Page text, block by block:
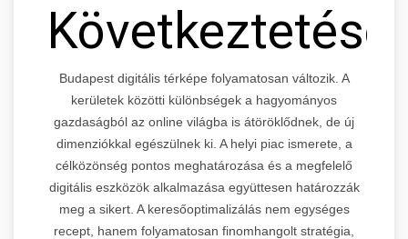
Budapest digitális térképe folyamatosan változik. A
kerületek közötti különbségek a hagyományos
gazdaságból az online világba is átöröklődnek, de új
dimenziókkal egészülnek ki. A helyi piac ismerete, a
célközönség pontos meghatározása és a megfelelő
digitális eszközök alkalmazása együttesen határozzák
meg a sikert. A keresőoptimalizálás nem egységes
recept, hanem folyamatosan finomhangolt stratégia,